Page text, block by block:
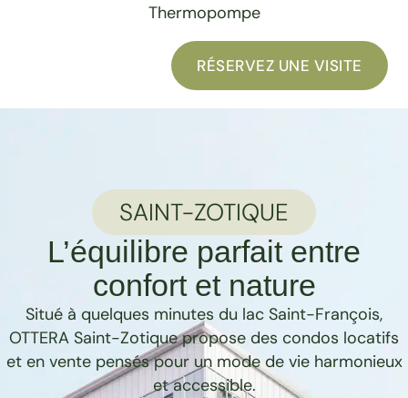
Thermopompe
RÉSERVEZ UNE VISITE
SAINT-ZOTIQUE
L’équilibre parfait entre
confort et nature
Situé à quelques minutes du lac Saint-François,
OTTERA Saint-Zotique propose des condos locatifs
et en vente pensés pour un mode de vie harmonieux
et accessible.